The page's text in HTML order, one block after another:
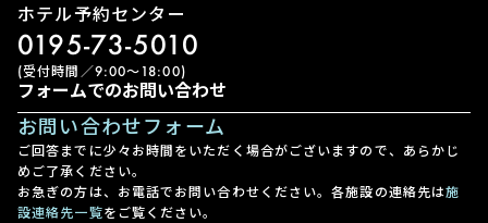
ホテル予約センター
0195-73-5010
(受付時間／9:00〜18:00)
フォームでのお問い合わせ
お問い合わせフォーム
ご回答までに少々お時間をいただく場合がございますので、あらかじ
めご了承ください。
お急ぎの方は、お電話でお問い合わせください。各施設の連絡先は施
設連絡先一覧をご覧ください。